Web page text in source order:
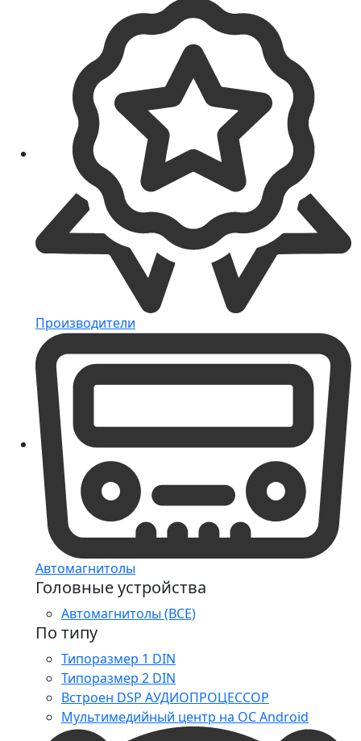
Производители
Автомагнитолы
Головные устройства
Автомагнитолы (ВСЕ)
По типу
Типоразмер 1 DIN
Типоразмер 2 DIN
Встроен DSP АУДИОПРОЦЕССОР
Мультимедийный центр на ОС Android